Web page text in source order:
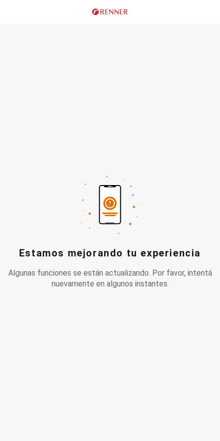
Estamos mejorando tu experiencia
Algunas funciones se están actualizando. Por favor, intentá
nuevamente en algunos instantes.